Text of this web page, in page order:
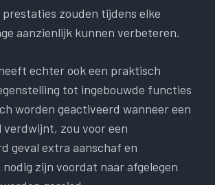
zouden tijdens elke
aanzienlijk kunnen verbeteren.
echter ook een praktisch
tot ingebouwde functies
worden geactiveerd wanneer een
verdwijnt, zou voor een
geval extra aanschaf en
zijn voordat naar afgelegen